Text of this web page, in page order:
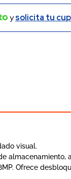
ysolicita tu
visual.
Ofrece